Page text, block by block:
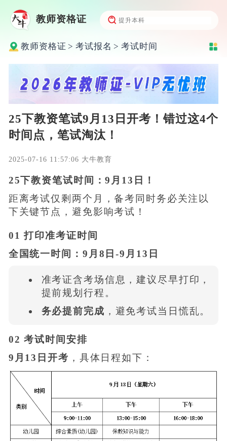
教师资格证
教师资格证 > 考试报名 > 考试时间
25下教资笔试9月13日开考！错过这4个
时间点，笔试淘汰！
2025-07-16 11:57:06 大牛教育
25下教资笔试时间：9月13日！
距离考试仅剩两个月，备考同时务必关注以
下关键节点，避免影响考试！
01 打印准考证时间
全国统一时间：9月8日-9月13日
准考证含考场信息，建议尽早打印，
提前规划行程。
务必提前完成 ，避免考试当日慌乱。
02 考试时间安排
9月13日开考 ，具体日程如下：